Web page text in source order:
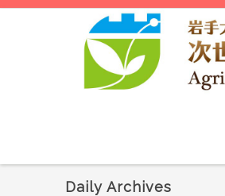
Daily Archives